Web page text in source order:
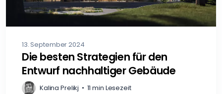
13. September 2024
Die besten Strategien für den
Entwurf nachhaltiger Gebäude
Kalina Prelikj • 11 min Lesezeit